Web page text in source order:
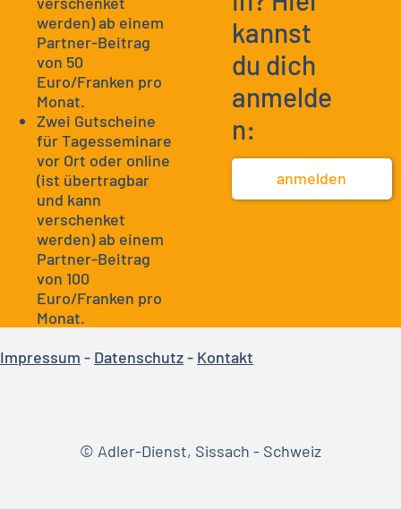
werden) ab einem
Partner-Beitrag
von 50
Euro/Franken pro
Monat.
Zwei Gutscheine
für Tagesseminare
vor Ort oder online
(ist übertragbar
und kann
verschenket
werden) ab einem
Partner-Beitrag
von 100
Euro/Franken pro
Monat.
anmelden
kannst
du dich
anmelde
n:
© Adler-Dienst, Sissach - Schweiz
Impressum - Datenschutz- Kontakt